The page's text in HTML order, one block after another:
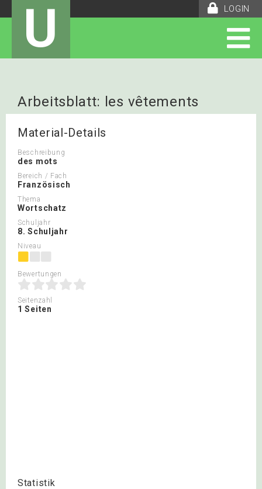
LOGIN
U
Arbeitsblatt: les vêtements
Material-Details
Beschreibung
des mots
Bereich / Fach
Französisch
Thema
Wortschatz
Schuljahr
8. Schuljahr
Niveau
Bewertungen
Seitenzahl
1 Seiten
Statistik